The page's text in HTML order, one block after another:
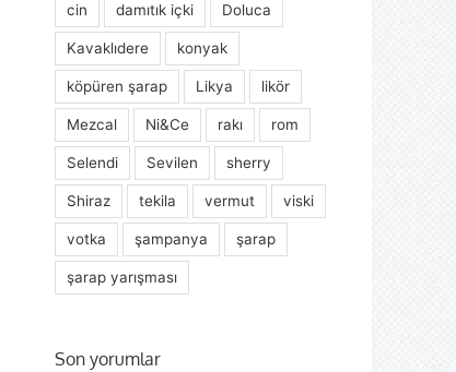
cin damıtık içki Doluca
Kavaklıdere konyak
köpüren şarap Likya likör
Mezcal Ni&Ce rakı rom
Selendi Sevilen sherry
Shiraz tekila vermut viski
votka şampanya şarap
şarap yarışması
Son yorumlar